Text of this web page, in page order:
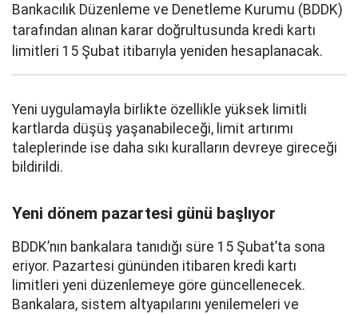
Bankacılık Düzenleme ve Denetleme Kurumu (BDDK)
tarafından alınan karar doğrultusunda kredi kartı
limitleri 15 Şubat itibarıyla yeniden hesaplanacak.
Yeni uygulamayla birlikte özellikle yüksek limitli
kartlarda düşüş yaşanabileceği, limit artırımı
taleplerinde ise daha sıkı kuralların devreye gireceği
bildirildi.
Yeni dönem pazartesi günü başlıyor
BDDK’nın bankalara tanıdığı süre 15 Şubat’ta sona
eriyor. Pazartesi gününden itibaren kredi kartı
limitleri yeni düzenlemeye göre güncellenecek.
Bankalara, sistem altyapılarını yenilemeleri ve